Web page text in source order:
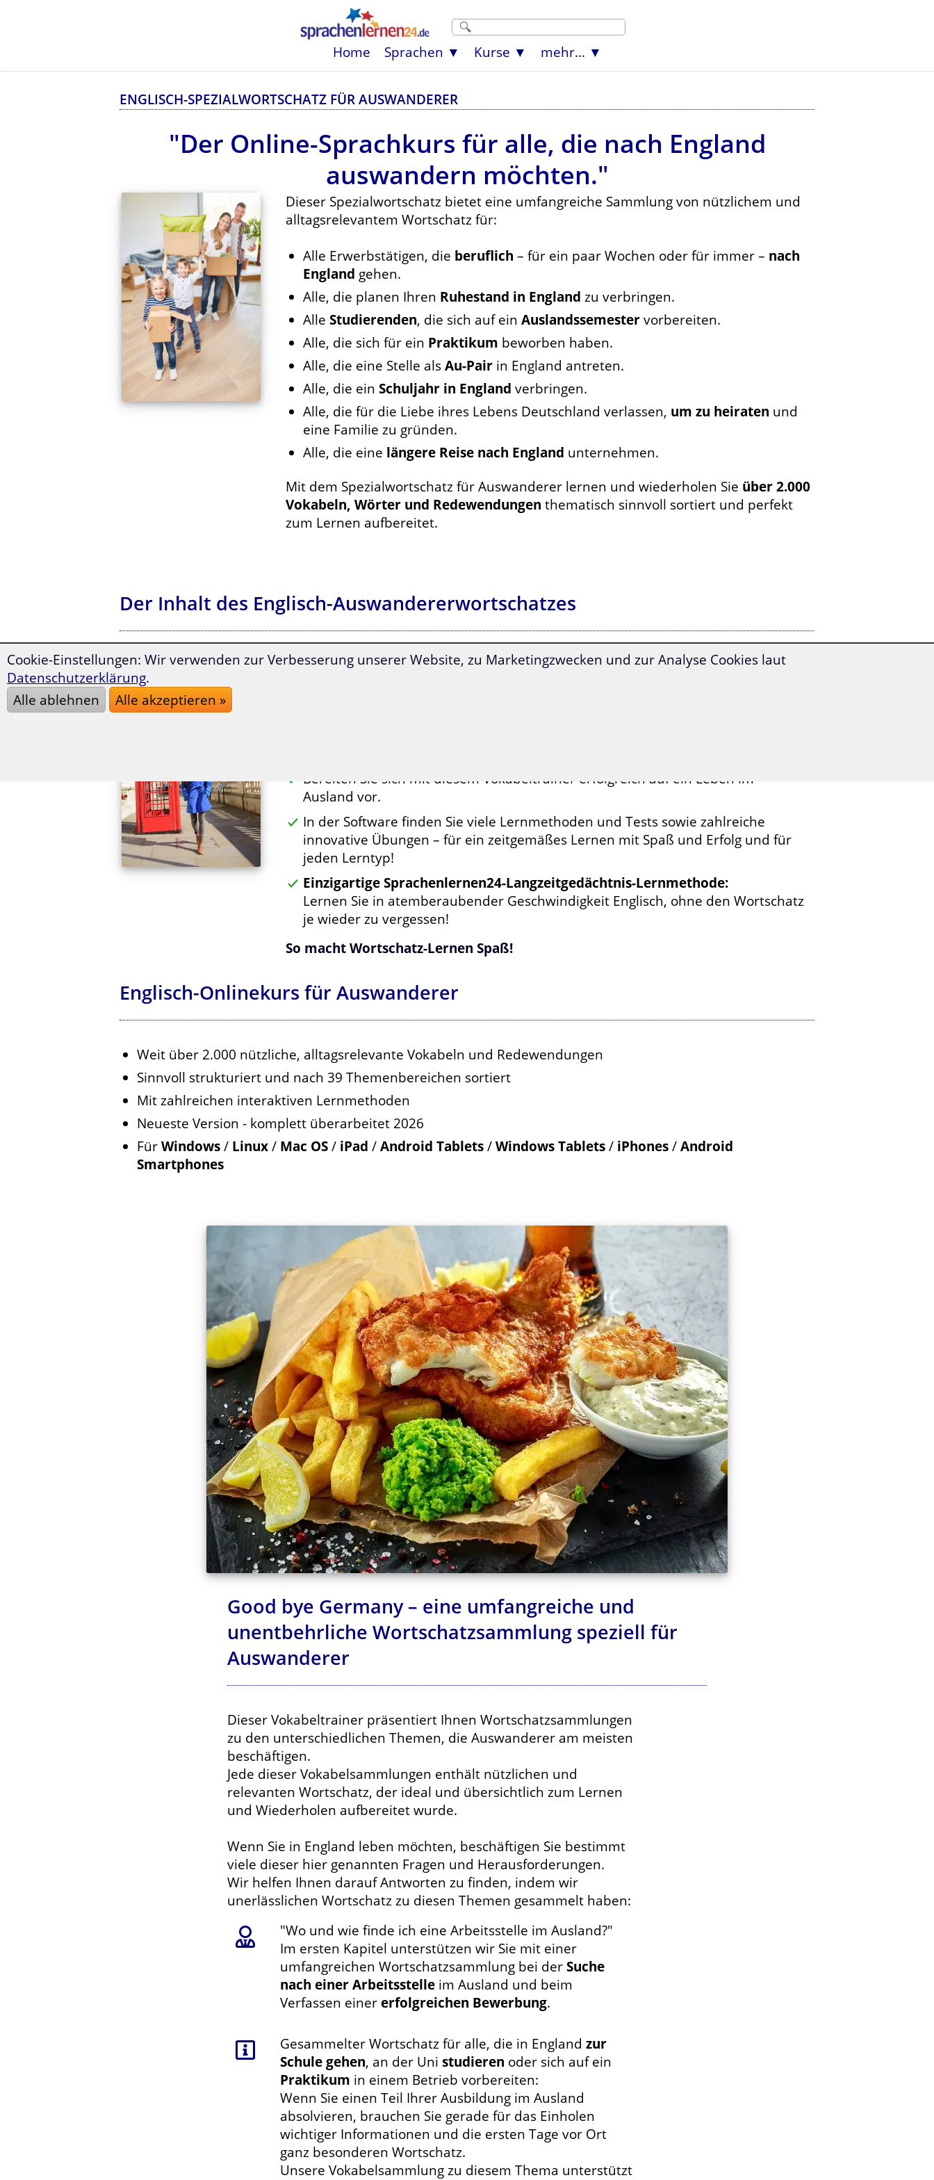
Home Sprachen Kurse mehr...
ENGLISCH-SPEZIALWORTSCHATZ FÜR AUSWANDERER
"Der Online-Sprachkurs für alle, die nach England
auswandern möchten."
Dieser Spezialwortschatz bietet eine umfangreiche Sammlung von nützlichem und
alltagsrelevantem Wortschatz für:
Alle Erwerbstätigen, die beruflich – für ein paar Wochen oder für immer – nach
England gehen.
Alle, die planen Ihren Ruhestand in England zu verbringen.
Alle Studierenden, die sich auf ein Auslandssemester vorbereiten.
Alle, die sich für ein Praktikum beworben haben.
Alle, die eine Stelle als Au-Pair in England antreten.
Alle, die ein Schuljahr in England verbringen.
Alle, die für die Liebe ihres Lebens Deutschland verlassen, um zu heiraten und
eine Familie zu gründen.
Alle, die eine längere Reise nach England unternehmen.
Mit dem Spezialwortschatz für Auswanderer lernen und wiederholen Sie über 2.000
Vokabeln, Wörter und Redewendungen thematisch sinnvoll sortiert und perfekt
zum Lernen aufbereitet.
Der Inhalt des Englisch-Auswandererwortschatzes
Der Spezialwortschatz für das Leben in England bietet Ihnen Folgendes:
Bereiten Sie sich mit diesem Vokabeltrainer erfolgreich auf ein Leben im
Ausland vor.
In der Software finden Sie viele Lernmethoden und Tests sowie zahlreiche
innovative Übungen – für ein zeitgemäßes Lernen mit Spaß und Erfolg und für
jeden Lerntyp!
Einzigartige Sprachenlernen24-Langzeitgedächtnis-Lernmethode:
Lernen Sie in atemberaubender Geschwindigkeit Englisch, ohne den Wortschatz
je wieder zu vergessen!
So macht Wortschatz-Lernen Spaß!
Englisch-Onlinekurs für Auswanderer
Weit über 2.000 nützliche, alltagsrelevante Vokabeln und Redewendungen
Sinnvoll strukturiert und nach 39 Themenbereichen sortiert
Mit zahlreichen interaktiven Lernmethoden
Neueste Version - komplett überarbeitet 2026
Für Windows / Linux / Mac OS / iPad / Android Tablets / Windows Tablets / iPhones / Android
Smartphones
Good bye Germany – eine umfangreiche und
unentbehrliche Wortschatzsammlung speziell für
Auswanderer
Dieser Vokabeltrainer präsentiert Ihnen Wortschatzsammlungen
zu den unterschiedlichen Themen, die Auswanderer am meisten
beschäftigen.
Jede dieser Vokabelsammlungen enthält nützlichen und
relevanten Wortschatz, der ideal und übersichtlich zum Lernen
und Wiederholen aufbereitet wurde.
Wenn Sie in England leben möchten, beschäftigen Sie bestimmt
viele dieser hier genannten Fragen und Herausforderungen.
Wir helfen Ihnen darauf Antworten zu finden, indem wir
unerlässlichen Wortschatz zu diesen Themen gesammelt haben:
"Wo und wie finde ich eine Arbeitsstelle im Ausland?"
Im ersten Kapitel unterstützen wir Sie mit einer
umfangreichen Wortschatzsammlung bei der Suche
nach einer Arbeitsstelle im Ausland und beim
Verfassen einer erfolgreichen Bewerbung.
Gesammelter Wortschatz für alle, die in England zur
Schule gehen, an der Uni studieren oder sich auf ein
Praktikum in einem Betrieb vorbereiten:
Wenn Sie einen Teil Ihrer Ausbildung im Ausland
absolvieren, brauchen Sie gerade für das Einholen
wichtiger Informationen und die ersten Tage vor Ort
ganz besonderen Wortschatz.
Unsere Vokabelsammlung zu diesem Thema unterstützt
Cookie-Einstellungen: Wir verwenden zur Verbesserung unserer Website, zu Marketingzwecken und zur Analyse Cookies laut
Datenschutzerklärung.
Alle ablehnen
Alle akzeptieren »